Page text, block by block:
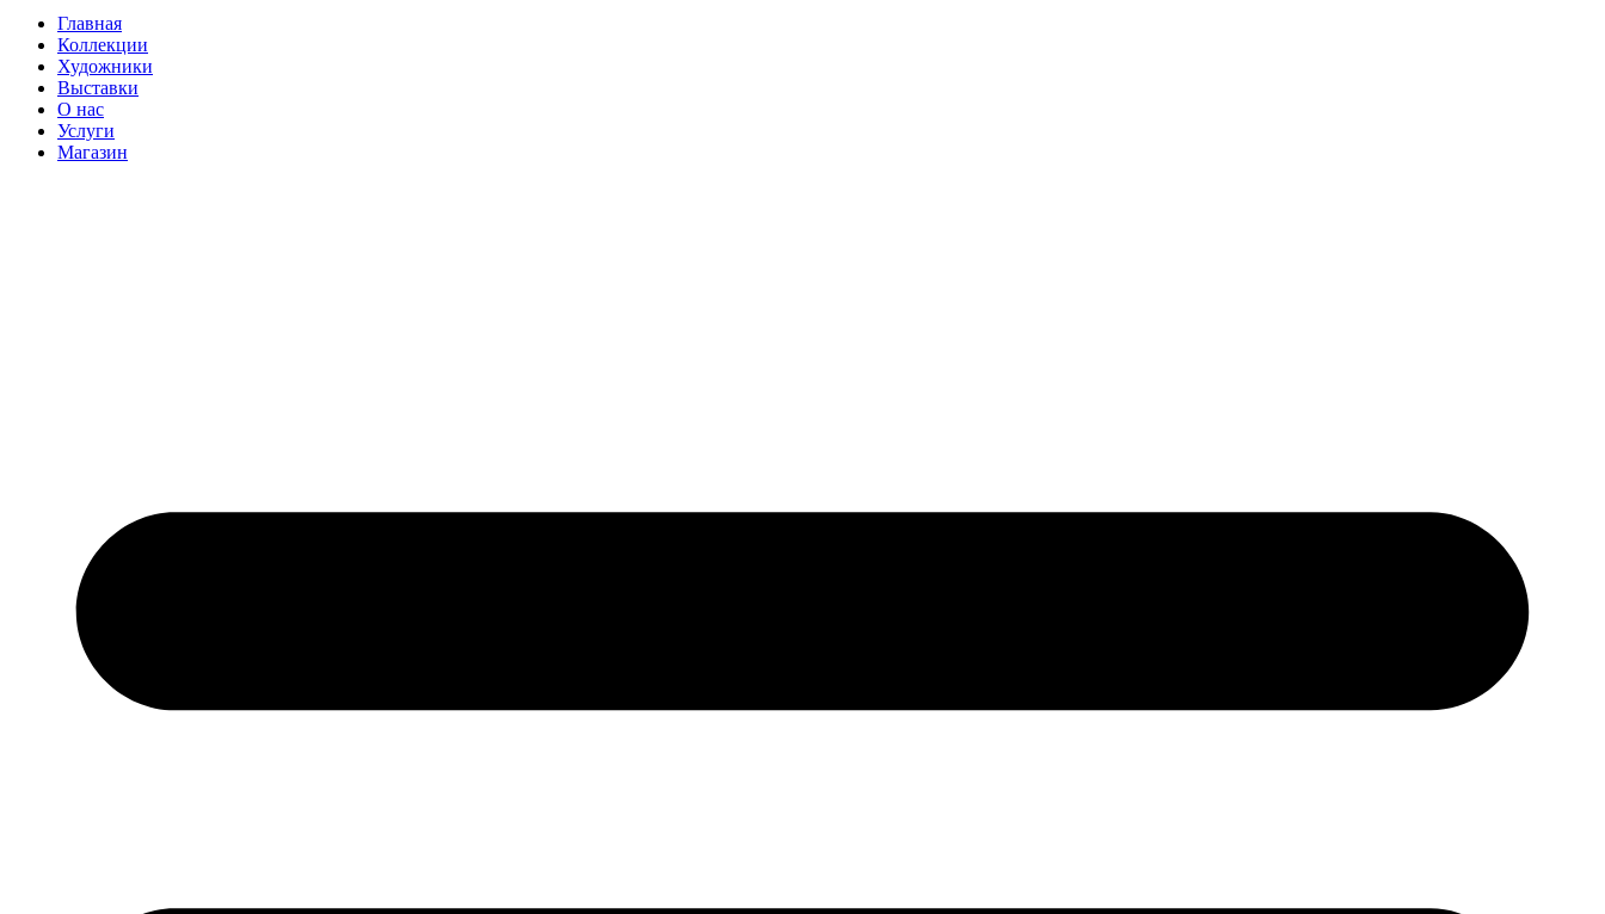
Главная
Коллекции
Художники
Выставки
О нас
Услуги
Магазин